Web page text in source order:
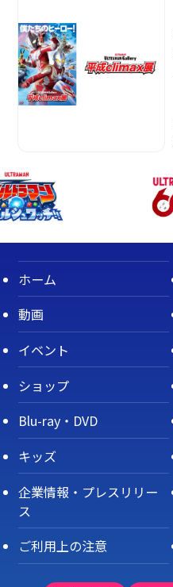
ホーム
動画
イベント
ショップ
Blu-ray・DVD
キッズ
企業情報・プレスリリー
ス
ご利用上の注意